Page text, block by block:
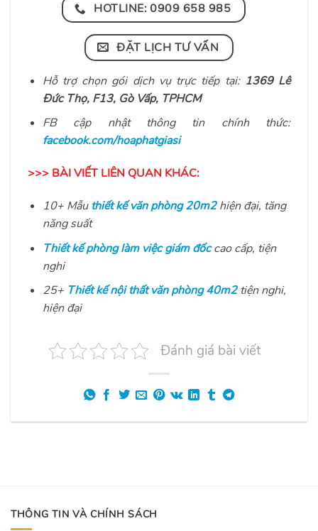
HOTLINE: 0909 658 985
ĐẶT LỊCH TƯ VẤN
Hỗ trợ chọn gói dịch vụ trực tiếp tại: 1369 Lê
Đức Thọ, F13, Gò Vấp, TPHCM
FB cập nhật thông tin chính thức:
facebook.com/hoaphatgiasi
>>> BÀI VIẾT LIÊN QUAN KHÁC:
10+ Mẫuthiết kế văn phòng 20m2hiện đại, tăng
năng suất
Thiết kế phòng làm việc giám đốccao cấp, tiện
nghi
25+ Thiết kế nội thất văn phòng 40m2tiện nghi,
hiện đại
Đánh giá bài viết
THÔNG TIN VÀ CHÍNH SÁCH